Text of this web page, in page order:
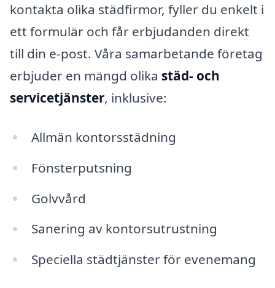
kontakta olika städfirmor, fyller du enkelt i
ett formulär och får erbjudanden direkt
till din e-post. Våra samarbetande företag
erbjuder en mängd olika städ- och
servicetjänster, inklusive:
Allmän kontorsstädning
Fönsterputsning
Golvvård
Sanering av kontorsutrustning
Speciella städtjänster för evenemang